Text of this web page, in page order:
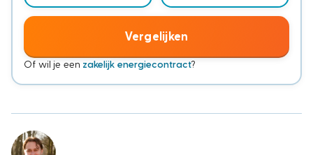
Vergelijken
Of wil je een zakelijk energiecontract?